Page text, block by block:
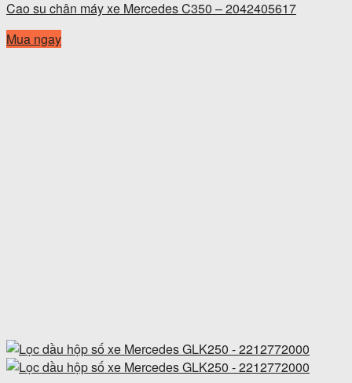
Cao su chân máy xe Mercedes C350 – 2042405617
Mua ngay